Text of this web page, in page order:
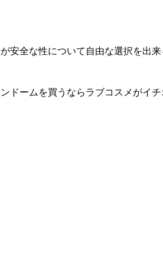
安全な性について自由な選択を出来
ドームを買うならラブコスメがイチ